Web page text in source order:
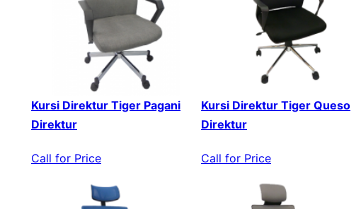
Kursi Direktur Tiger Pagani
Direktur
Call for Price
Kursi Direktur Tiger Queso
Direktur
Call for Price